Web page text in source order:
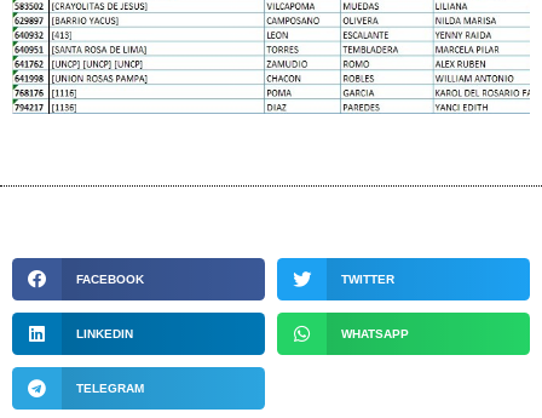
FACEBOOK TWITTER
LINKEDIN WHATSAPP
TELEGRAM